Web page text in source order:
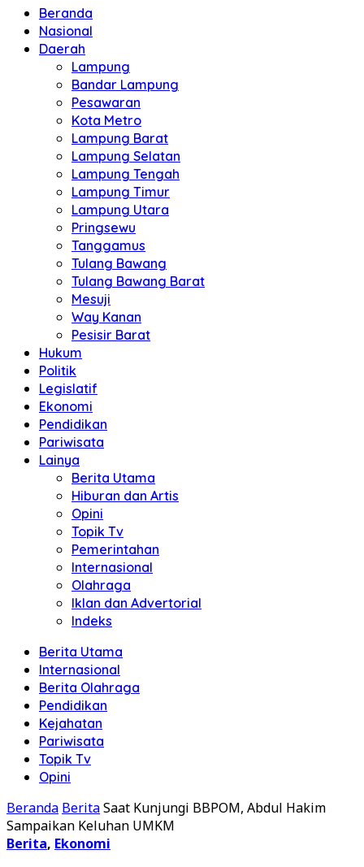
Beranda
Nasional
Daerah
Lampung
Bandar Lampung
Pesawaran
Kota Metro
Lampung Barat
Lampung Selatan
Lampung Tengah
Lampung Timur
Lampung Utara
Pringsewu
Tanggamus
Tulang Bawang
Tulang Bawang Barat
Mesuji
Way Kanan
Pesisir Barat
Hukum
Politik
Legislatif
Ekonomi
Pendidikan
Pariwisata
Lainya
Berita Utama
Hiburan dan Artis
Opini
Topik Tv
Pemerintahan
Internasional
Olahraga
Iklan dan Advertorial
Indeks
Berita Utama
Internasional
Berita Olahraga
Pendidikan
Kejahatan
Pariwisata
Topik Tv
Opini
Beranda BeritaSaat Kunjungi BBPOM, Abdul Hakim
Sampaikan Keluhan UMKM
Berita, Ekonomi